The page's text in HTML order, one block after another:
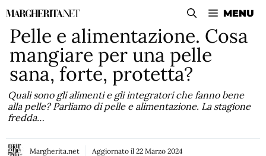
Vai
contenuto
MENU
Pelle e alimentazione. Cosa
mangiare per una pelle
sana, forte, protetta?
Quali sono gli alimenti e gli integratori che fanno bene
alla pelle? Parliamo di pelle e alimentazione. La stagione
fredda…
Margherita.net Aggiornato il 22 Marzo 2024